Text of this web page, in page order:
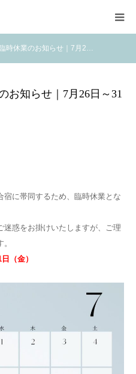
時休業のお知らせ｜7月2…
お知らせ｜7月26日～31
に帯同するため、臨時休業とな
迷惑をお掛けいたしますが、ご理
（金）